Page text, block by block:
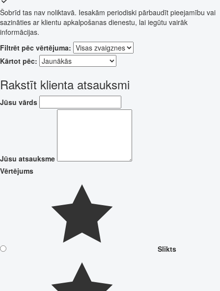
Šobrīd tas nav noliktavā. Iesakām periodiski pārbaudīt pieejamību vai
sazināties ar klientu apkalpošanas dienestu, lai iegūtu vairāk
informācijas.
Filtrēt pēc vērtējuma:
Kārtot pēc:
Rakstīt klienta atsauksmi
Jūsu vārds
Jūsu atsauksme
Vērtējums
Slikts